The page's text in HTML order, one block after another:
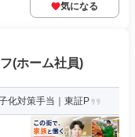
気になる
(ホーム社員)
化対策手当｜東証P